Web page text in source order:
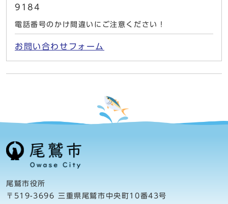
9184
電話番号のかけ間違いにご注意ください！
お問い合わせフォーム
尾鷲市役所
〒519-3696 三重県尾鷲市中央町10番43号